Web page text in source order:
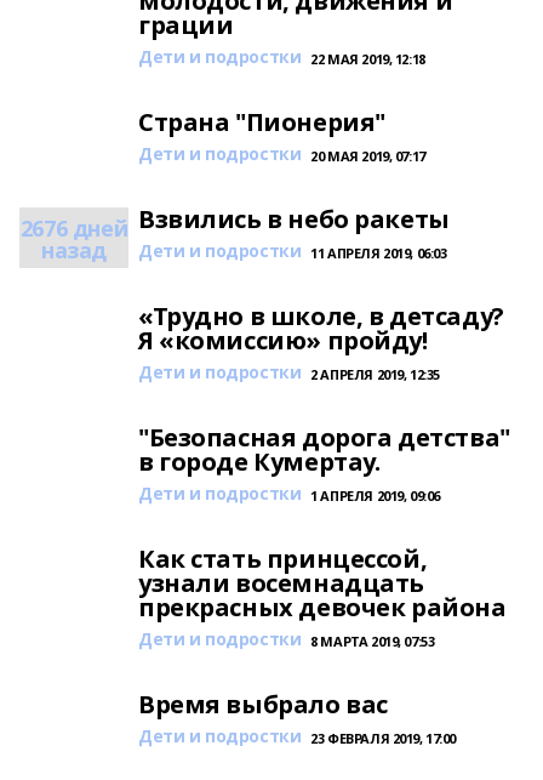
грации
Дети и подростки 22 МАЯ 2019, 12:18
Страна "Пионерия"
Дети и подростки 20 МАЯ 2019, 07:17
2676 дней
назад
Взвились в небо ракеты
Дети и подростки 11 АПРЕЛЯ 2019, 06:03
«Трудно в школе, в детсаду?
Я «комиссию» пройду!
Дети и подростки 2 АПРЕЛЯ 2019, 12:35
"Безопасная дорога детства"
в городе Кумертау.
Дети и подростки 1 АПРЕЛЯ 2019, 09:06
Как стать принцессой,
узнали восемнадцать
прекрасных девочек района
Дети и подростки 8 МАРТА 2019, 07:53
Время выбрало вас
Дети и подростки 23 ФЕВРАЛЯ 2019, 17:00